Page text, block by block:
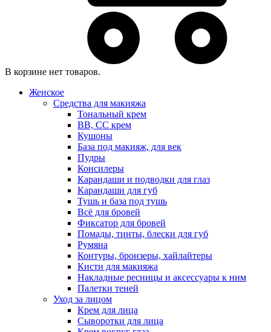
В корзине нет товаров.
Женское
Средства для макияжа
Тональный крем
BB, CC крем
Кушоны
База под макияж, для век
Пудры
Консилеры
Карандаши и подводки для глаз
Карандаши для губ
Тушь и база под тушь
Всё для бровей
Фиксатор для бровей
Помады, тинты, блески для губ
Румяна
Контуры, бронзеры, хайлайтеры
Кисти для макияжа
Накладные ресницы и аксессуары к ним
Палетки теней
Уход за лицом
Крем для лица
Сыворотки для лица